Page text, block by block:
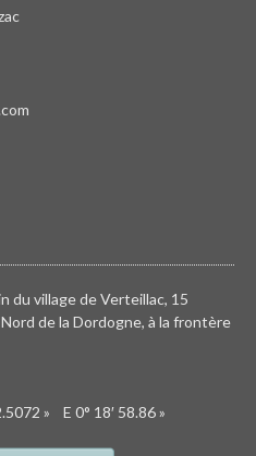
du village de Verteillac, 15
de la Dordogne, à la frontère
» E 0° 18′ 58.86 »